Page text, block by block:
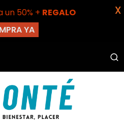
un 50% + REGALO
YA
X